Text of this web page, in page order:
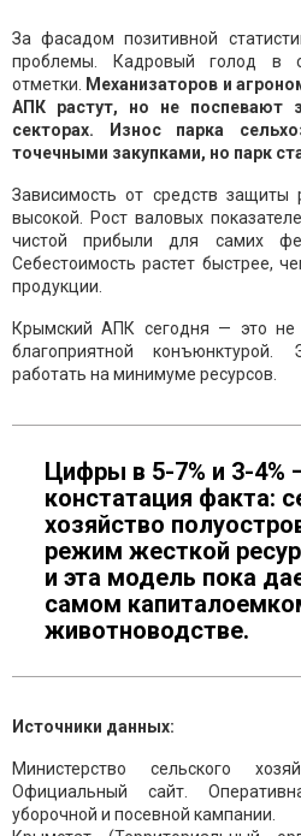
За фасадом позитивной
проблемы. Кадровый голод в
отметки. Механизаторов и
АПК растут, но не поспевают
секторах. Износ парка
точечными закупками, но парк
Зависимость от средств защиты
высокой. Рост валовых
чистой прибыли для самих
Себестоимость растет быстрее,
продукции.
Крымский АПК сегодня — это не
благоприятной конъюнктурой.
работать на минимуме ресурсов.
Цифры в 5-7% и 3-4%
констатация факта:
хозяйство
режим жесткой
и эта модель пока
самом
животноводстве.
Источники данных:
Министерство сельского
Официальный сайт.
уборочной и посевной кампании.